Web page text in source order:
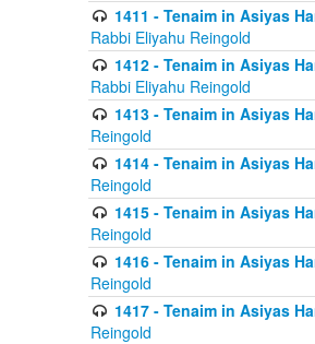
1411 - Tenaim in Asiyas
Rabbi Eliyahu Reingold
1412 - Tenaim in Asiyas
Rabbi Eliyahu Reingold
1413 - Tenaim in Asiyas
Reingold
1414 - Tenaim in Asiyas
Reingold
1415 - Tenaim in Asiyas
Reingold
1416 - Tenaim in Asiyas
Reingold
1417 - Tenaim in Asiyas
Reingold